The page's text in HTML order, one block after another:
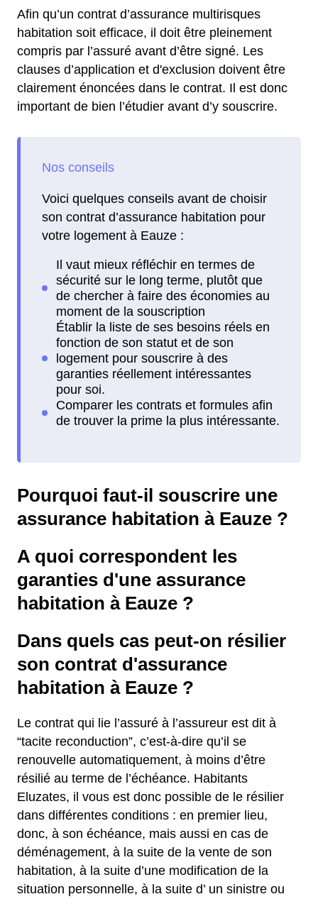
Afin qu’un contrat d’assurance multirisques
habitation soit efficace, il doit être pleinement
compris par l’assuré avant d’être signé. Les
clauses d’application et d'exclusion doivent être
clairement énoncées dans le contrat. Il est donc
important de bien l’étudier avant d’y souscrire.
Voici quelques conseils avant de choisir
son contrat d’assurance habitation pour
votre logement à Eauze :
Pourquoi faut-il souscrire une
assurance habitation à Eauze ?
A quoi correspondent les
garanties d'une assurance
habitation à Eauze ?
Dans quels cas peut-on résilier
son contrat d'assurance
habitation à Eauze ?
Le contrat qui lie l’assuré à l’assureur est dit à
“tacite reconduction”, c’est-à-dire qu’il se
renouvelle automatiquement, à moins d’être
résilié au terme de l’échéance. Habitants
Eluzates, il vous est donc possible de le résilier
dans différentes conditions : en premier lieu,
donc, à son échéance, mais aussi en cas de
déménagement, à la suite de la vente de son
habitation, à la suite d’une modification de la
situation personnelle, à la suite d’ un sinistre ou